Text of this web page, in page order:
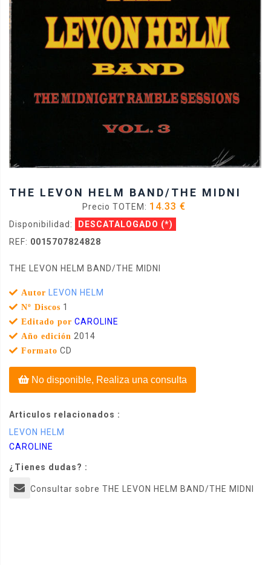
THE LEVON HELM BAND/THE MIDNI
Precio TOTEM: 14.33 €
Disponibilidad: DESCATALOGADO (*)
REF: 0015707824828
THE LEVON HELM BAND/THE MIDNI
Autor LEVON HELM
Nº Discos 1
Editado por CAROLINE
Año edición 2014
Formato CD
No disponible, Realiza una consulta
Articulos relacionados :
LEVON HELM
CAROLINE
¿Tienes dudas? :
Consultar sobre THE LEVON HELM BAND/THE MIDNI